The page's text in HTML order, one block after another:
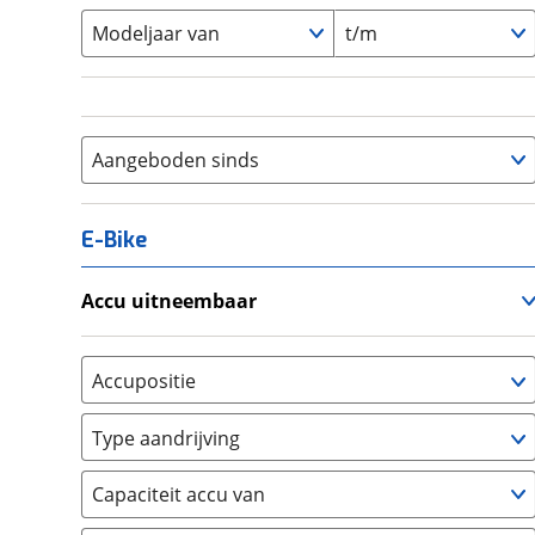
Modeljaar van t/m
Aangeboden sinds
E-Bike
Accu uitneembaar
Nee, vast (0)
Accupositie
Bagagedrager (0)
Frame (0 )
Vloer (0
Achterbank (0)
Type aandrijving
Achterwiel (0)
Trapas
Capaciteit accu van